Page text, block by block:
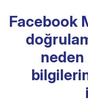
Facebook
neden